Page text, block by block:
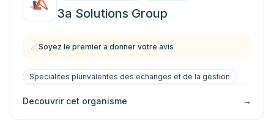
3a Solutions Group
Soyez le premier a donner votre avis
Specialites plurivalentes des echanges et de la gestion
Decouvrir cet organisme →